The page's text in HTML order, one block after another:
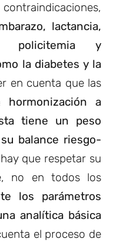
lactancia,
policitemia y
la diabetes y la
en cuenta que las
hormonización a
tiene un peso
balance riesgo-
que respetar su
no en todos los
los parámetros
analítica básica
el proceso de